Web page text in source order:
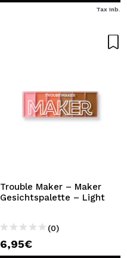
Tax Inb.
Trouble Maker – Maker
Gesichtspalette – Light
(0)
6,95€